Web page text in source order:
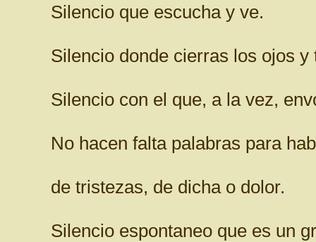
Silencio que escucha y ve.
Silencio donde cierras los ojos y
Silencio con el que, a la vez,
No hacen falta palabras para
de tristezas, de dicha o dolor.
Silencio espontaneo que es un